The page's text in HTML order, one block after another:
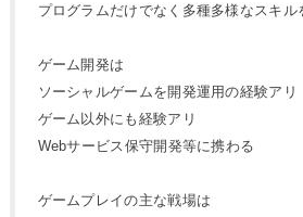
プログラムだけでなく多種多様なスキル
ゲーム開発は
ソーシャルゲームを開発運用の経験アリ
ゲーム以外にも経験アリ
Webサービス保守開発等に携わる
ゲームプレイの主な戦場は